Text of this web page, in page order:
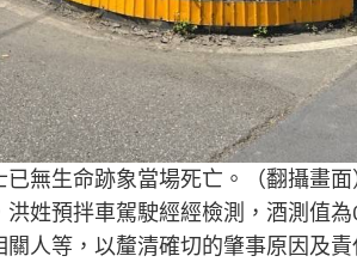
無生命跡象當場死亡。（翻攝畫面
姓預拌車駕駛經經檢測，酒測值
人等，以釐清確切的肇事原因及責